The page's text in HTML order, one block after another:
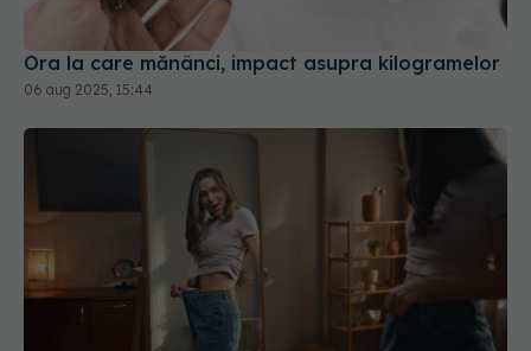
Ora la care mănânci, impact asupra kilogramelor
06 aug 2025, 15:44